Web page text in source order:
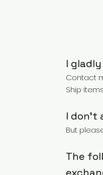
I
Contact
Ship
I don't
But
The